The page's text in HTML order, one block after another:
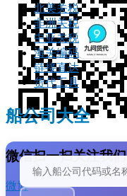
微信扫一扫关注我们
微博
北美关税
非洲关税
中亚关税
海关编码
链接直达
货代工具
船公司大全